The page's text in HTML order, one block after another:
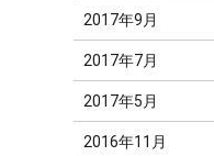
2017年9月
2017年7月
2017年5月
2016年11月